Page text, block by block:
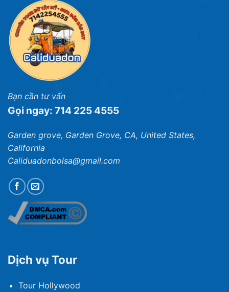
Bạn cần tư vấn
Gọi ngay: 714 225 4555
Garden grove, Garden Grove, CA, United States,
California
Caliduadonbolsa@gmail.com
Dịch vụ Tour
Tour Hollywood